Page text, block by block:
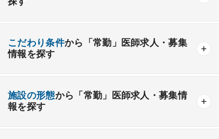
老人内科 リウマチ内科 総合診療科
消化器外科
整形外科 形成外科 美容外科
こだわり条件から「常勤」医師求人・募集
情報を探す
開業支援あり
施設の形態から「常勤」医師求人・募集情
報を探す